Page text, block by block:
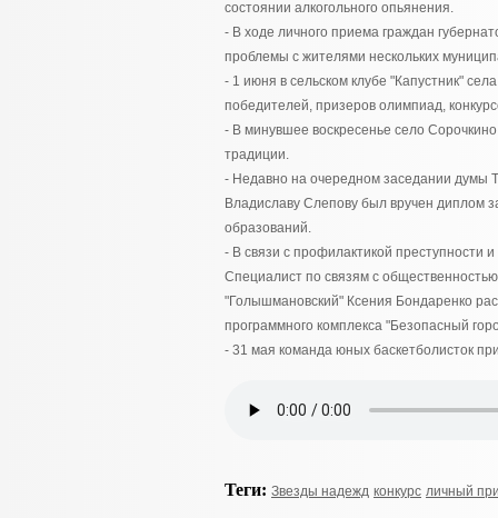
состоянии алкогольного опьянения.
- В ходе личного приема граждан
проблемы с жителями нескольких
- 1 июня в сельском клубе "Капустник"
победителей, призеров олимпиад,
- В минувшее воскресенье село
традиции.
- Недавно на очередном заседании думы
Владиславу Слепову был вручен диплом
образований.
- В связи с профилактикой
Специалист по связям с
"Голышмановский" Ксения Бондаренко
программного комплекса "Безопасный
- 31 мая команда юных баскетболисток
Теги: Звезды надежд конкурс личный